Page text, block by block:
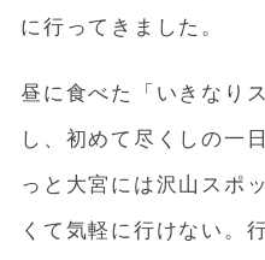
に行ってきました。
昼に食べた「いきなり
し、初めて尽くしの一
っと大宮には沢山スポ
くて気軽に行けない。